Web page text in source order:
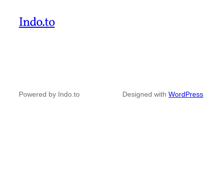
Indo.to
Powered by Indo.to Designed with WordPress